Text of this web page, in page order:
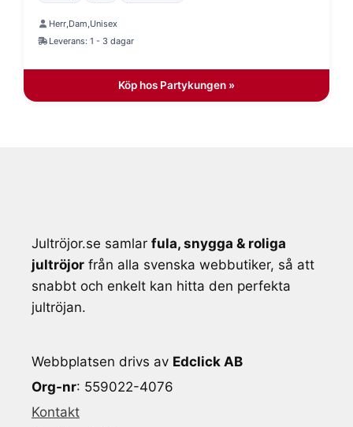
Herr,Dam,Unisex
Leverans: 1 - 3 dagar
Köp hos Partykungen »
Jultröjor.se samlar fula, snygga & roliga
jultröjor från alla svenska webbutiker, så att
snabbt och enkelt kan hitta den perfekta
jultröjan.
Webbplatsen drivs av Edclick AB
Org-nr: 559022-4076
Kontakt